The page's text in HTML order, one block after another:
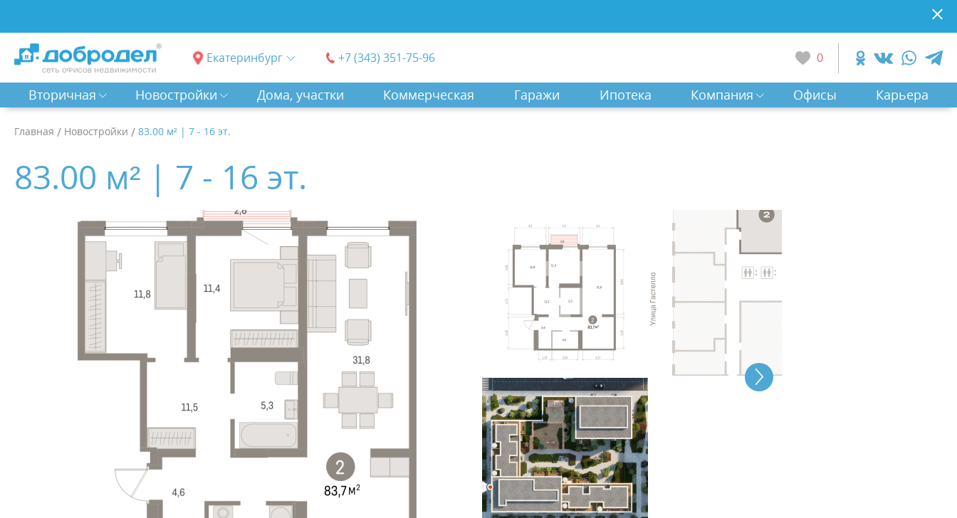
Екатеринбург +7 (343) 351-75-96 0
Вторичная Новостройки Дома, участки Коммерческая Гаражи Ипотека Компания Офисы Карьера
Главная / Новостройки / 83.00 м² | 7 - 16 эт.
83.00 м² | 7 - 16 эт.